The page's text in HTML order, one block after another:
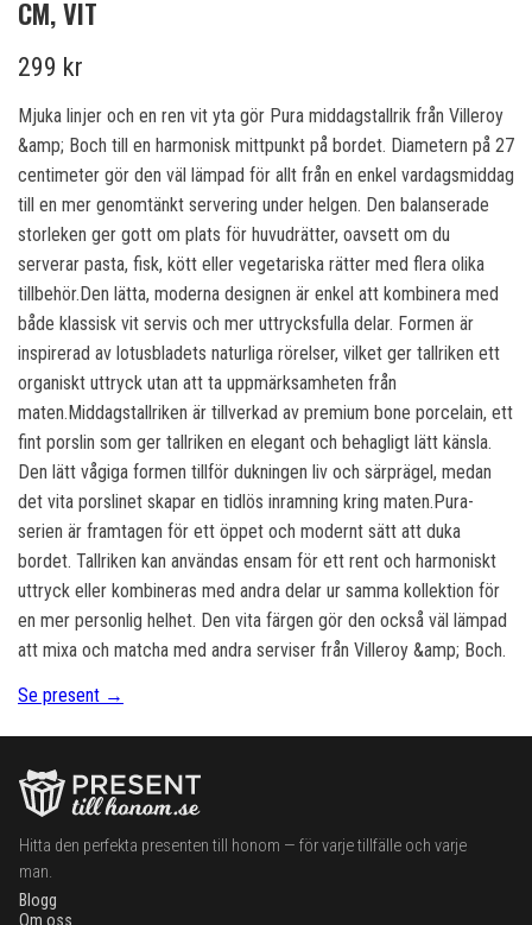
CM, VIT
299 kr
Mjuka linjer och en ren vit yta gör Pura middagstallrik från Villeroy
&amp; Boch till en harmonisk mittpunkt på bordet. Diametern på 27
centimeter gör den väl lämpad för allt från en enkel vardagsmiddag
till en mer genomtänkt servering under helgen. Den balanserade
storleken ger gott om plats för huvudrätter, oavsett om du
serverar pasta, fisk, kött eller vegetariska rätter med flera olika
tillbehör.Den lätta, moderna designen är enkel att kombinera med
både klassisk vit servis och mer uttrycksfulla delar. Formen är
inspirerad av lotusbladets naturliga rörelser, vilket ger tallriken ett
organiskt uttryck utan att ta uppmärksamheten från
maten.Middagstallriken är tillverkad av premium bone porcelain, ett
fint porslin som ger tallriken en elegant och behagligt lätt känsla.
Den lätt vågiga formen tillför dukningen liv och särprägel, medan
det vita porslinet skapar en tidlös inramning kring maten.Pura-
serien är framtagen för ett öppet och modernt sätt att duka
bordet. Tallriken kan användas ensam för ett rent och harmoniskt
uttryck eller kombineras med andra delar ur samma kollektion för
en mer personlig helhet. Den vita färgen gör den också väl lämpad
att mixa och matcha med andra serviser från Villeroy &amp; Boch.
Se present →
Hitta den perfekta presenten till honom — för varje tillfälle och varje
man.
Blogg
Om oss